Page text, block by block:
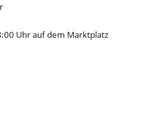
Uhr auf dem Marktplatz